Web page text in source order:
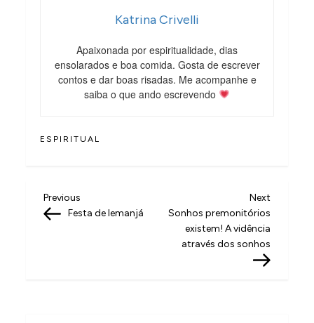
Katrina Crivelli
Apaixonada por espiritualidade, dias
ensolarados e boa comida. Gosta de escrever
contos e dar boas risadas. Me acompanhe e
saiba o que ando escrevendo
ESPIRITUAL
N
a
Previous
Post
Previous
Festa de Iemanjá
Next
Post
Next
Sonhos premonitórios
existem! A vidência
através dos sonhos